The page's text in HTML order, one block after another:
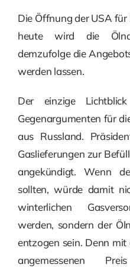
Die Öffnung der USA
heute wird die
demzufolge die
werden lassen.
Der einzige
Gegenargumenten für
aus Russland.
Gaslieferungen zur
angekündigt. Wenn
sollten, würde damit
winterlichen
werden, sondern der
entzogen sein. Denn mit
angemessenen